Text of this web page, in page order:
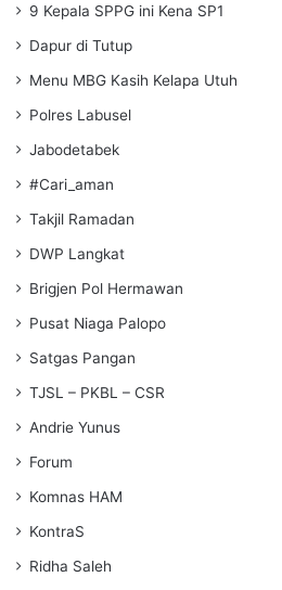
9 Kepala SPPG ini Kena SP1
Dapur di Tutup
Menu MBG Kasih Kelapa Utuh
Polres Labusel
Jabodetabek
#Cari_aman
Takjil Ramadan
DWP Langkat
Brigjen Pol Hermawan
Pusat Niaga Palopo
Satgas Pangan
TJSL – PKBL – CSR
Andrie Yunus
Forum
Komnas HAM
KontraS
Ridha Saleh